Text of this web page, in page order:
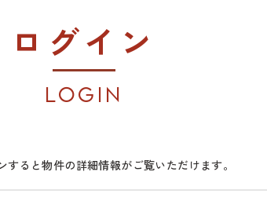
ログイン
LOGIN
ると物件の詳細情報がご覧いただけます。